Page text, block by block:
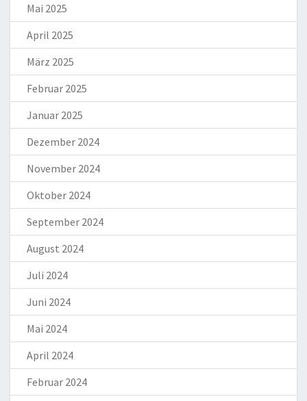
Mai 2025
April 2025
März 2025
Februar 2025
Januar 2025
Dezember 2024
November 2024
Oktober 2024
September 2024
August 2024
Juli 2024
Juni 2024
Mai 2024
April 2024
Februar 2024